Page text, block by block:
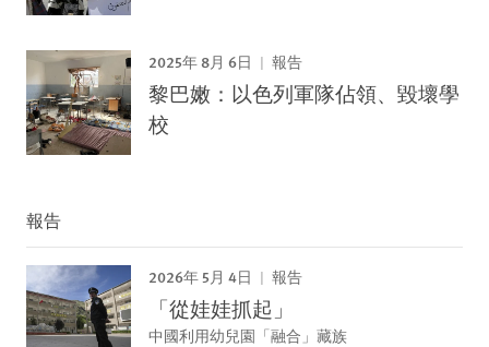
2025年 8月 6日 報告
黎巴嫩：以色列軍隊佔領、毀壞學
校
報告
2026年 5月 4日 報告
「從娃娃抓起」
中國利用幼兒園「融合」藏族